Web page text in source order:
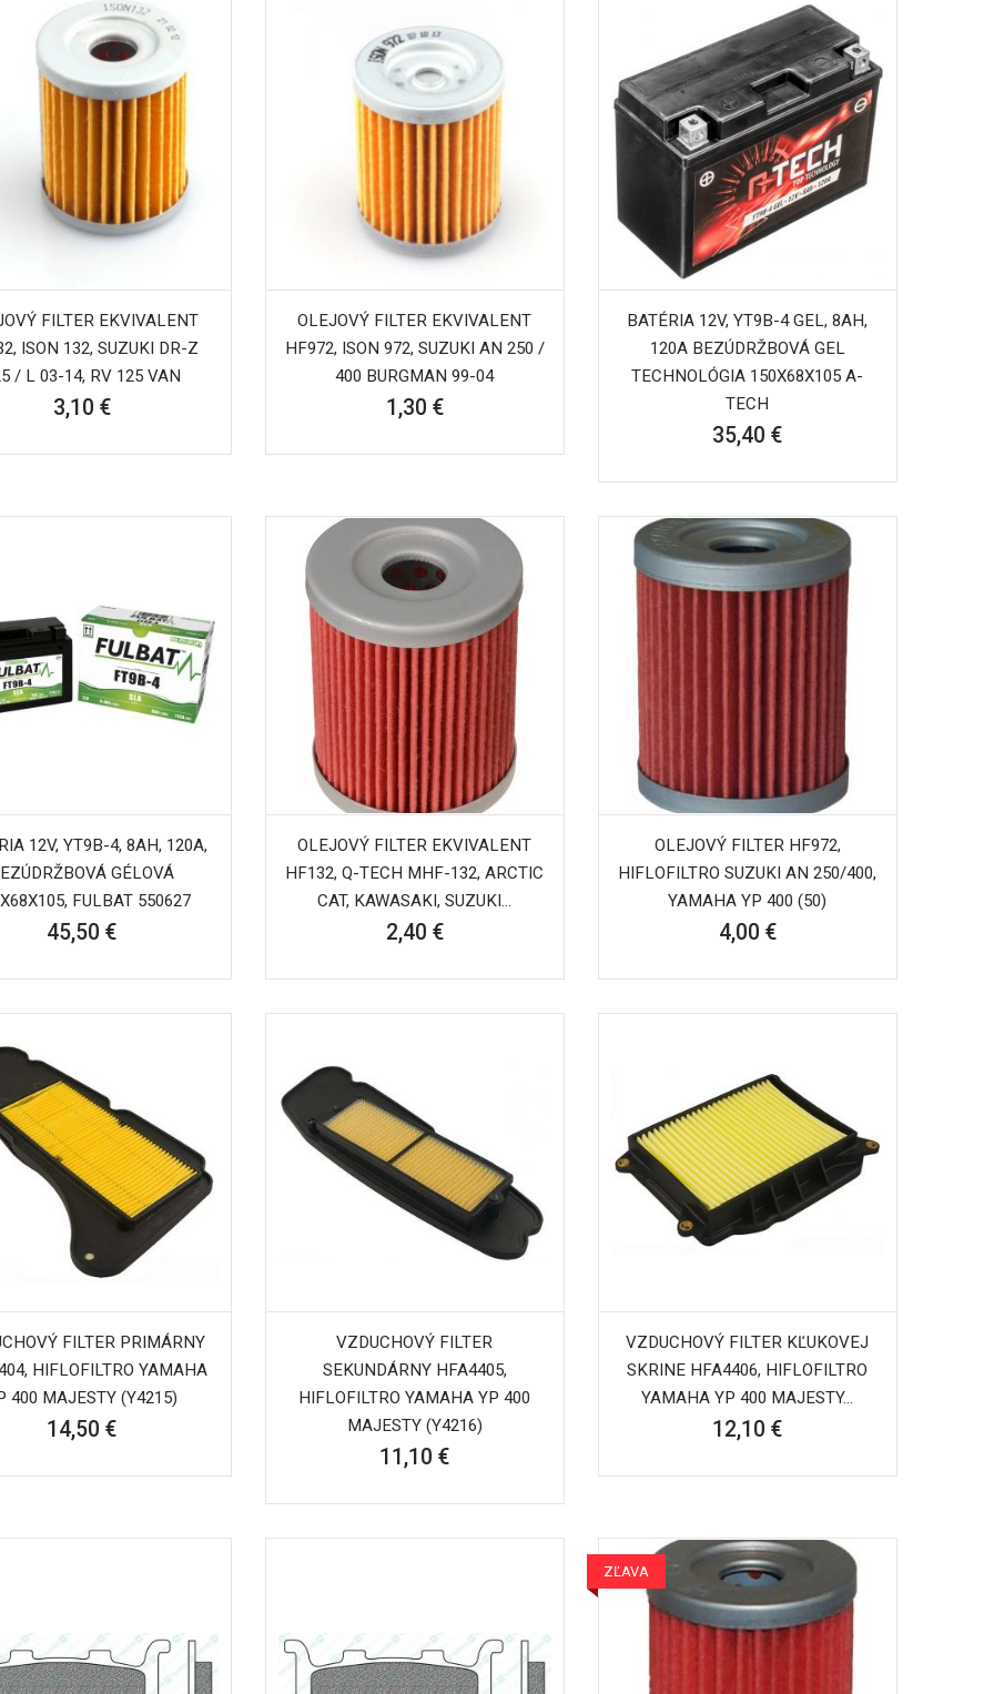
FILTER EKVIVALENT
ISON 132, SUZUKI DR-Z
/ L 03-14, RV 125 VAN
3,10 €
OLEJOVÝ FILTER EKVIVALENT
HF972, ISON 972, SUZUKI AN 250 /
400 BURGMAN 99-04
1,30 €
BATÉRIA 12V, YT9B-4 GEL, 8AH,
120A BEZÚDRŽBOVÁ GEL
TECHNOLÓGIA 150X68X105 A-
TECH
35,40 €
12V, YT9B-4, 8AH, 120A,
GÉLOVÁ
FULBAT 550627
45,50 €
OLEJOVÝ FILTER EKVIVALENT
HF132, Q-TECH MHF-132, ARCTIC
CAT, KAWASAKI, SUZUKI...
2,40 €
OLEJOVÝ FILTER HF972,
HIFLOFILTRO SUZUKI AN 250/400,
YAMAHA YP 400 (50)
4,00 €
FILTER PRIMÁRNY
HIFLOFILTRO YAMAHA
400 MAJESTY (Y4215)
14,50 €
VZDUCHOVÝ FILTER
SEKUNDÁRNY HFA4405,
HIFLOFILTRO YAMAHA YP 400
MAJESTY (Y4216)
11,10 €
VZDUCHOVÝ FILTER KĽUKOVEJ
SKRINE HFA4406, HIFLOFILTRO
YAMAHA YP 400 MAJESTY...
12,10 €
ZĽAVA